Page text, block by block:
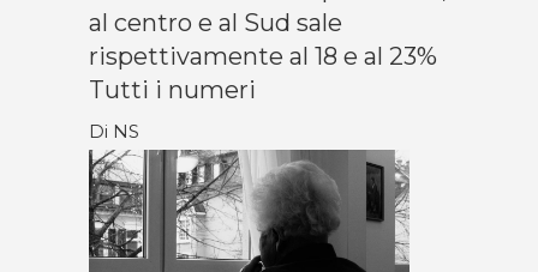
al centro e al Sud sale
rispettivamente al 18 e al 23%
Tutti i numeri
Di NS